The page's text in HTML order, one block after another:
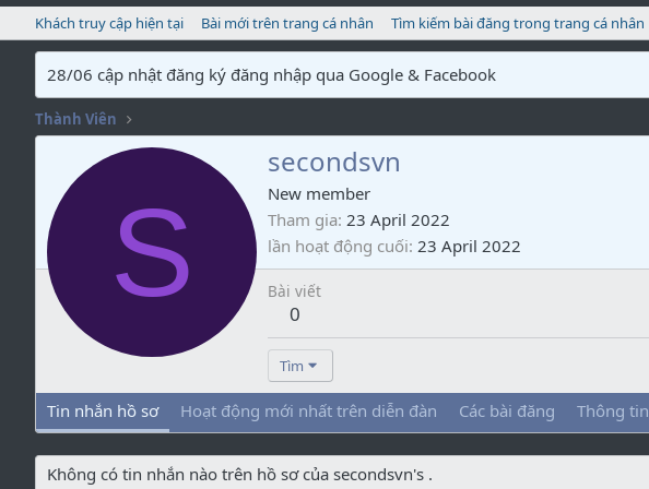
Khách truy cập hiện tại Bài mới trên trang cá nhân Tìm kiếm bài đăng trong trang cá nhân
28/06 cập nhật đăng ký đăng nhập qua Google & Facebook
Thành Viên
S
secondsvn
New member
Tham gia 23 April 2022
lần hoạt động cuối 23 April 2022
Bài viết
0
Tìm
Tin nhắn hồ sơ Hoạt động mới nhất trên diễn đàn Các bài đăng Thông tin
Không có tin nhắn nào trên hồ sơ của secondsvn's .